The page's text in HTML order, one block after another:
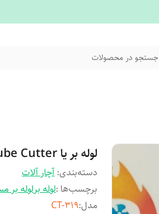
جستجو در محصولات
لوله بر یا Tube Cutter لوله مسی مدل CT-319
دسته‌بندی:آچار آلات
برچسب‌ها :لوله برلوله بر
مدل:
CT-319